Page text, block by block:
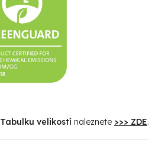
Tabulku velikostí naleznete >>> ZDE.